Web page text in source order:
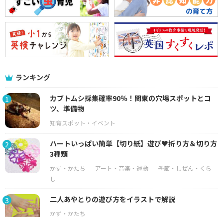
ランキング
1
カブトムシ採集確率90％！関東の穴場スポットとコ
ツ、準備物
2
ハートいっぱい簡単【切り紙】遊び♥折り方＆切り方
3種類
3 二人あやとりの遊び方をイラストで解説